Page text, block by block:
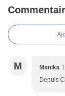
M Manika
Depuis